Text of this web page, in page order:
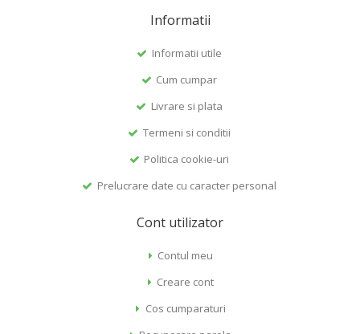
Informatii
Informatii utile
Cum cumpar
Livrare si plata
Termeni si conditii
Politica cookie-uri
Prelucrare date cu caracter personal
Cont utilizator
Contul meu
Creare cont
Cos cumparaturi